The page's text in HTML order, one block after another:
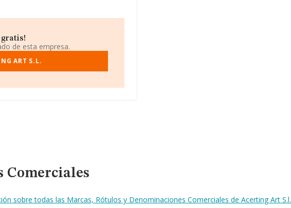
de esta empresa.
ART S.L.
Comerciales
sobre todas las Marcas, Rótulos y Denominaciones Comerciales de Acerting Art S.l.